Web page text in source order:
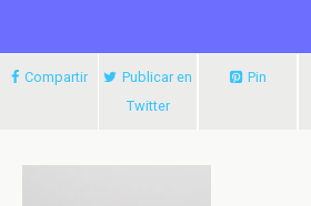
Compartir
Publicar en
Twitter
Pin